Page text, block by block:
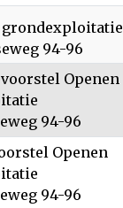
grondexploitatie
94-96
Openen
94-96
Openen
94-96